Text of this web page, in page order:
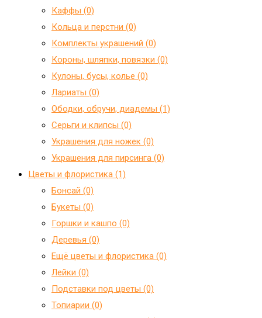
Каффы (0)
Кольца и перстни (0)
Комплекты украшений (0)
Короны, шляпки, повязки (0)
Кулоны, бусы, колье (0)
Лариаты (0)
Ободки, обручи, диадемы (1)
Серьги и клипсы (0)
Украшения для ножек (0)
Украшения для пирсинга (0)
Цветы и флористика (1)
Бонсай (0)
Букеты (0)
Горшки и кашпо (0)
Деревья (0)
Ещё цветы и флористика (0)
Лейки (0)
Подставки под цветы (0)
Топиарии (0)